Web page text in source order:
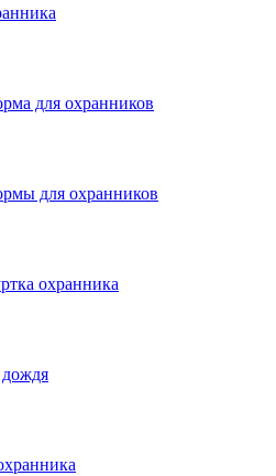
для охранников
для охранников
охранника